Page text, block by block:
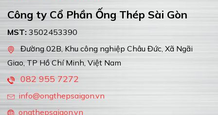
ty Cổ Phần Ống Thép Sài Gòn
02B, Khu công nghiệp Châu Đức, Xã Ngãi
Hồ Chí Minh, Việt Nam
955 7272
MST: